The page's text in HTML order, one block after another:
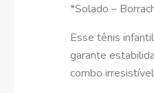
*Solado –
Esse tênis
garante
combo